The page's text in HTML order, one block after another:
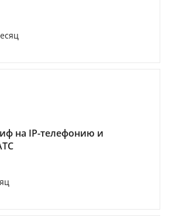
на IP-телефонию и